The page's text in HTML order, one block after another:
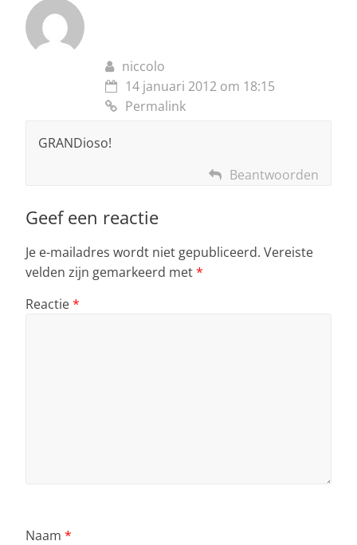
niccolo
14 januari 2012 om 18:15
Permalink
GRANDioso!
Beantwoorden
Geef een reactie
Je e-mailadres wordt niet gepubliceerd. Vereiste
velden zijn gemarkeerd met*
Reactie*
Naam *